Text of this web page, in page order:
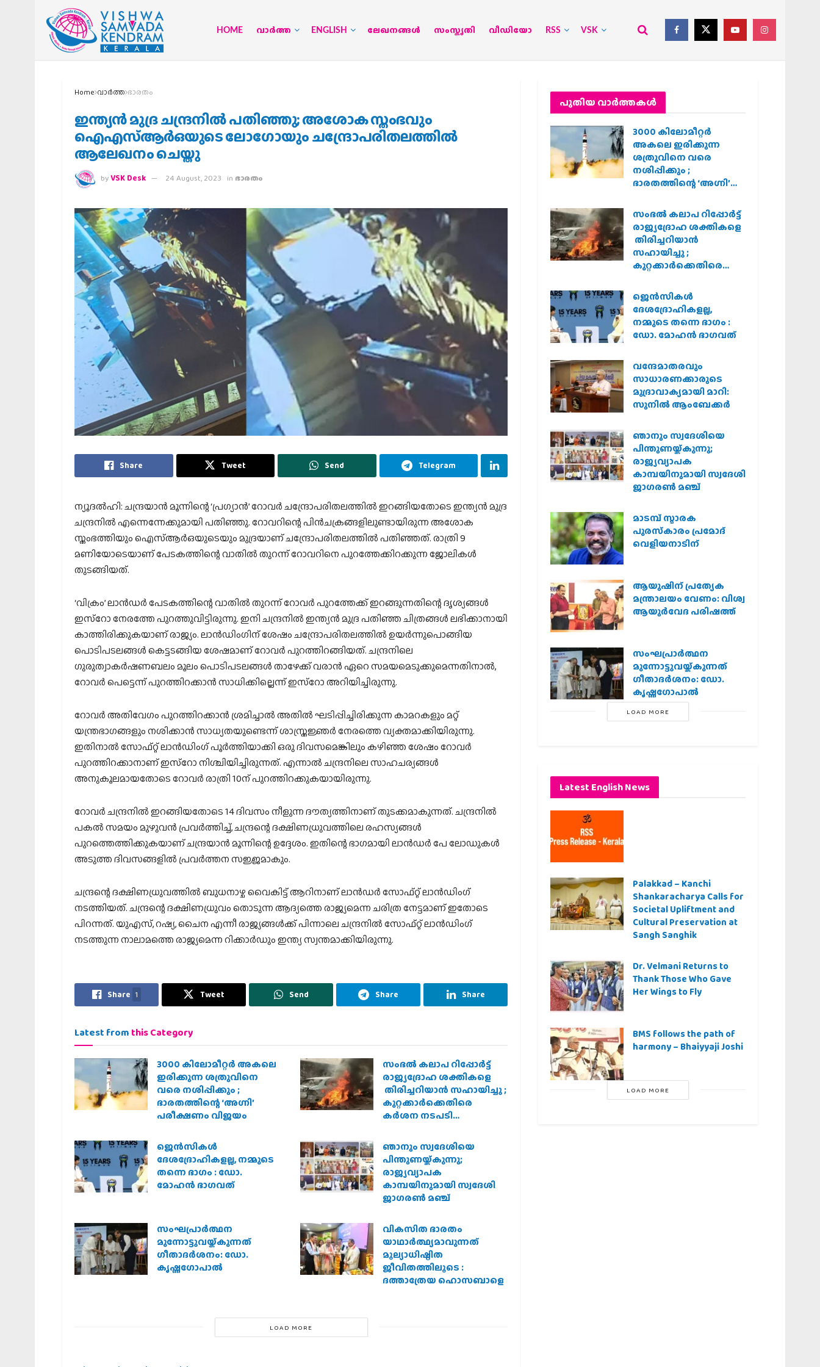
HOME വാര്‍ത്ത ENGLISH ലേഖനങ്ങള്‍ സംസ്കൃതി വീഡിയോ RSS VSK
Home വാര്‍ത്ത ഭാരതം
ഇന്ത്യന്‍ മുദ്ര ചന്ദ്രനില്‍ പതിഞ്ഞു; അശോക സ്തംഭവും
ഐഎസ്ആര്‍ഒയുടെ ലോഗോയും ചന്ദ്രോപരിതലത്തില്‍
ആലേഖനം ചെയ്തു
byVSK Desk 24 August, 2023 in ഭാരതം
Share Tweet Send Telegram
ന്യൂദല്‍ഹി: ചന്ദ്രയാന്‍ മൂന്നിന്റെ ‘പ്രഗ്യാന്‍’ റോവര്‍ ചന്ദ്രോപരിതലത്തില്‍ ഇറങ്ങിയതോടെ ഇന്ത്യന്‍ മുദ്ര
ചന്ദ്രനില്‍ എന്നെന്നേക്കുമായി പതിഞ്ഞു. റോവറിന്റെ പിന്‍ചക്രങ്ങളിലുണ്ടായിരുന്ന അശോക
സ്തംഭത്തിയും ഐസ്ആര്‍ഒയുടെയും മുദ്രയാണ് ചന്ദ്രോപരിതലത്തില്‍ പതിഞ്ഞത്. രാത്രി 9
മണിയോടെയാണ് പേടകത്തിന്റെ വാതിൽ തുറന്ന് റോവറിനെ പുറത്തേക്കിറക്കുന്ന ജോലികൾ
തുടങ്ങിയത്.
‘വിക്രം’ ലാന്‍ഡര്‍ പേടകത്തിന്റെ വാതില്‍ തുറന്ന് റോവര്‍ പുറത്തേക്ക് ഇറങ്ങുന്നതിന്റെ ദൃശ്യങ്ങള്‍
ഇസ്‌റോ നേരത്തേ പുറത്തുവിട്ടിരുന്നു. ഇനി ചന്ദ്രനില്‍ ഇന്ത്യന്‍ മുദ്ര പതിഞ്ഞ ചിത്രങ്ങള്‍ ലഭിക്കാനായി
കാത്തിരിക്കുകയാണ് രാജ്യം. ലാന്‍ഡിംഗിന് ശേഷം ചന്ദ്രോപരിതലത്തില്‍ ഉയര്‍ന്നുപൊങ്ങിയ
പൊടിപടലങ്ങള്‍ കെട്ടടങ്ങിയ ശേഷമാണ് റോവര്‍ പുറത്തിറങ്ങിയത്. ചന്ദ്രനിലെ
ഗുരുത്വാകര്‍ഷണബലം മൂലം പൊടിപടലങ്ങള്‍ താഴേക്ക് വരാന്‍ ഏറെ സമയമെടുക്കുമെന്നതിനാല്‍,
റോവര്‍ പെട്ടെന്ന് പുറത്തിറക്കാന്‍ സാധിക്കില്ലെന്ന് ഇസ്‌റോ അറിയിച്ചിരുന്നു.
റോവര്‍ അതിവേഗം പുറത്തിറക്കാന്‍ ശ്രമിച്ചാല്‍ അതില്‍ ഘടിപ്പിച്ചിരിക്കുന്ന കാമറകളും മറ്റ്
യന്ത്രഭാഗങ്ങളും നശിക്കാന്‍ സാധ്യതയുണ്ടെന്ന് ശാസ്ത്രജ്ഞര്‍ നേരത്തെ വ്യക്തമാക്കിയിരുന്നു.
ഇതിനാല്‍ സോഫ്റ്റ് ലാന്‍ഡിംഗ് പൂര്‍ത്തിയാക്കി ഒരു ദിവസമെങ്കിലും കഴിഞ്ഞ ശേഷം റോവര്‍
പുറത്തിറക്കാനാണ് ഇസ്‌റോ നിശ്ചിയിച്ചിരുന്നത്. എന്നാല്‍ ചന്ദ്രനിലെ സാഹചര്യങ്ങള്‍
അനുകൂലമായതോടെ റോവര്‍ രാത്രി 10ന് പുറത്തിറക്കുകയായിരുന്നു.
റോവർ ചന്ദ്രനിൽ ഇറങ്ങിയതോടെ 14 ദിവസം നീളുന്ന ദൗത്യത്തിനാണ് തുടക്കമാകുന്നത്. ചന്ദ്രനിൽ
പകൽ സമയം മുഴുവൻ പ്രവർത്തിച്ച്, ചന്ദ്രന്റെ ദക്ഷിണധ്രുവത്തിലെ രഹസ്യങ്ങൾ
പുറത്തെത്തിക്കുകയാണ് ചന്ദ്രയാൻ മൂന്നിന്റെ ഉദ്ദേശം. ഇതിന്റെ ഭാഗമായി ലാൻഡർ പേ ലോഡുകൾ
അടുത്ത ദിവസങ്ങളിൽ പ്രവർത്തന സജ്ജമാകും.
ചന്ദ്രന്റെ ദക്ഷിണധ്രുവത്തില്‍ ബുധനാഴ്ച വൈകിട്ട് ആറിനാണ് ലാന്‍ഡര്‍ സോഫ്റ്റ് ലാന്‍ഡിംഗ്
നടത്തിയത്. ചന്ദ്രന്റെ ദക്ഷിണധ്രുവം തൊടുന്ന ആദ്യത്തെ രാജ്യമെന്ന ചരിത്ര നേട്ടമാണ് ഇതോടെ
പിറന്നത്. യുഎസ്, റഷ്യ, ചൈന എന്നീ രാജ്യങ്ങള്‍ക്ക് പിന്നാലെ ചന്ദ്രനില്‍ സോഫ്റ്റ് ലാന്‍ഡിംഗ്
നടത്തുന്ന നാലാമത്തെ രാജ്യമെന്ന റിക്കാര്‍ഡും ഇന്ത്യ സ്വന്തമാക്കിയിരുന്നു.
Share 1 Tweet Send Share Share
Latest from this Category
3000 കിലോമീറ്റർ അകലെ
ഇരിക്കുന്ന ശത്രുവിനെ
വരെ നശിപ്പിക്കും ;
ഭാരതത്തിന്റെ ‘അഗ്നി’
പരീക്ഷണം വിജയം
സംഭൽ കലാപ റിപ്പോർട്ട്
രാജ്യദ്രോഹ ശക്തികളെ
തിരിച്ചറിയാൻ സഹായിച്ചു ;
കുറ്റക്കാർക്കെതിരെ
കർശന നടപടി
പരിഷത്ത്
ജെന്‍സികള്‍
ദേശദ്രോഹികളല്ല, നമ്മുടെ
തന്നെ ഭാഗം : ഡോ.
മോഹന്‍ ഭാഗവത്
ഞാനും സ്വദേശിയെ
പിന്തുണയ്ക്കുന്നു;
രാജ്യവ്യാപക
കാമ്പയിനുമായി സ്വദേശി
ജാഗരണ്‍ മഞ്ച്
സംഘപ്രാര്‍ത്ഥന
മുന്നോട്ടുവയ്ക്കുന്നത്
ഗീതാദര്‍ശനം: ഡോ.
കൃഷ്ണഗോപാല്‍
വികസിത ഭാരതം
യാഥാർത്ഥ്യമാവുന്നത്
മൂല്യാധിഷ്ഠിത
ജീവിതത്തിലൂടെ :
ദത്താത്രേയ ഹൊസബാളെ
LOAD MORE
പുതിയ വാര്‍ത്തകള്‍
3000 കിലോമീറ്റർ
അകലെ ഇരിക്കുന്ന
ശത്രുവിനെ വരെ
നശിപ്പിക്കും ;
ഭാരതത്തിന്റെ ‘അഗ്നി’
സംഭൽ കലാപ റിപ്പോർട്ട്
രാജ്യദ്രോഹ ശക്തികളെ
തിരിച്ചറിയാൻ
സഹായിച്ചു ;
കുറ്റക്കാർക്കെതിരെ
വേണമെന്ന് വിശ്വഹിന്ദു
പരിഷത്ത്
ജെന്‍സികള്‍
ദേശദ്രോഹികളല്ല,
നമ്മുടെ തന്നെ ഭാഗം :
ഡോ. മോഹന്‍ ഭാഗവത്
വന്ദേമാതരവും
സാധാരണക്കാരുടെ
മുദ്രാവാക്യമായി മാറി:
സുനിൽ ആംബേക്കർ
ഞാനും സ്വദേശിയെ
പിന്തുണയ്ക്കുന്നു;
രാജ്യവ്യാപക
കാമ്പയിനുമായി സ്വദേശി
ജാഗരണ്‍ മഞ്ച്
മാടമ്പ് സ്മാരക
പുരസ്‌കാരം പ്രമോദ്
വെളിയനാടിന്
ആയുഷിന് പ്രത്യേക
മന്ത്രാലയം വേണം: വിശ്വ
ആയുര്‍വേദ പരിഷത്ത്
സംഘപ്രാര്‍ത്ഥന
മുന്നോട്ടുവയ്ക്കുന്നത്
ഗീതാദര്‍ശനം: ഡോ.
കൃഷ്ണഗോപാല്‍
LOAD MORE
Latest English News
Palakkad – Kanchi
Shankaracharya Calls for
Societal Upliftment and
Cultural Preservation at
Sangh Sanghik
Dr. Velmani Returns to
Thank Those Who Gave
Her Wings to Fly
BMS follows the path of
harmony – Bhaiyyaji Joshi
LOAD MORE